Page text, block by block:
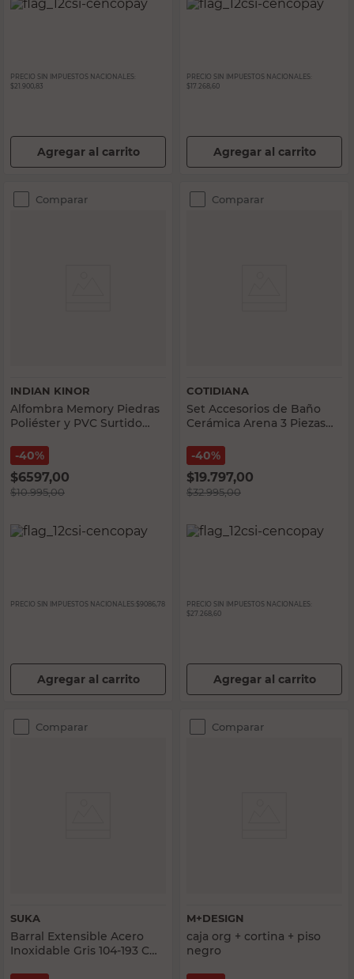
PRECIO SIN IMPUESTOS NACIONALES:
$21.900,83
Agregar al carrito
PRECIO SIN IMPUESTOS NACIONALES:
$17.268,60
Agregar al carrito
Comparar
INDIAN KINOR
Alfombra Memory Piedras
Poliéster y PVC Surtido
40%
$6597,00
$10.995,00
PRECIO SIN IMPUESTOS NACIONALES: $9086,78
Agregar al carrito
Comparar
COTIDIANA
Set Accesorios de Baño
Cerámica Arena 3 Piezas
40%
$19.797,00
$32.995,00
PRECIO SIN IMPUESTOS NACIONALES:
$27.268,60
Agregar al carrito
Comparar
SUKA
Barral Extensible Acero
Inoxidable Gris 104-193 Cm
Comparar
M+DESIGN
caja org + cortina + piso
negro